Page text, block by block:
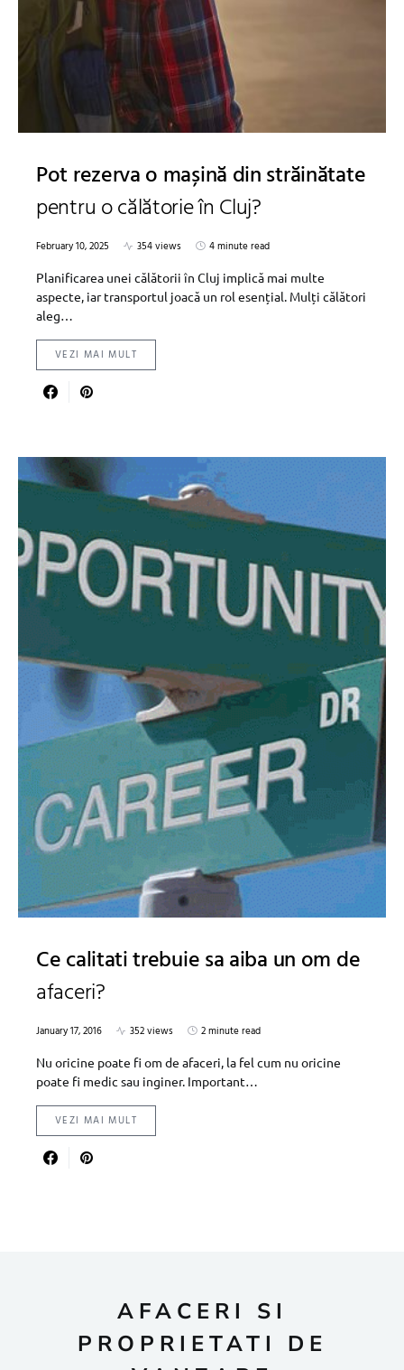
Pot rezerva o mașină din străinătate
pentru o călătorie în Cluj?
February 10, 2025 354 views
4 minute read
Planificarea unei călătorii în Cluj implică mai multe
aspecte, iar transportul joacă un rol esențial. Mulți călători
aleg…
VEZI MAI MULT
Ce calitati trebuie sa aiba un om de
afaceri?
January 17, 2016 352 views
2 minute read
Nu oricine poate fi om de afaceri, la fel cum nu oricine
poate fi medic sau inginer. Important…
VEZI MAI MULT
AFACERI SI
PROPRIETATI DE